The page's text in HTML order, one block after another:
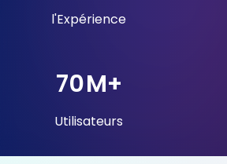
l'Expérience
70M+
Utilisateurs